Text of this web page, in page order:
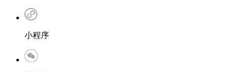
小程序